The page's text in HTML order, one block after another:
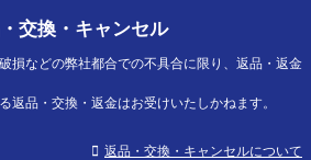
交換・キャンセル
損などの弊社都合での不具合に限り、返品・返金
返品・交換・返金はお受けいたしかねます。
返品・交換・キャンセルについて